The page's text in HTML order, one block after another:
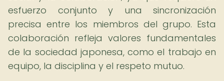
esfuerzo conjunto y una sincronización
precisa entre los miembros del grupo. Esta
colaboración refleja valores fundamentales
de la sociedad japonesa, como el trabajo en
equipo, la disciplina y el respeto mutuo.